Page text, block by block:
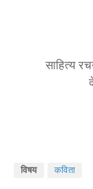
साहित्य
विषय कविता